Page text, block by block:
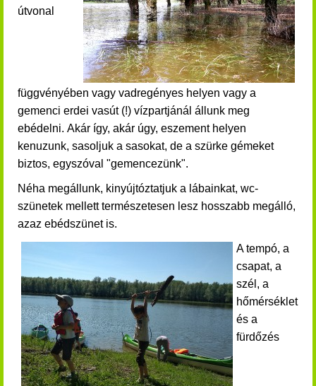
útvonal
függvényében vagy vadregényes helyen vagy a
gemenci erdei vasút (!) vízpartjánál állunk meg
ebédelni. Akár így, akár úgy, eszement helyen
kenuzunk, sasoljuk a sasokat, de a szürke gémeket
biztos, egyszóval "gemencezünk".
Néha megállunk, kinyújtóztatjuk a lábainkat, wc-
szünetek mellett természetesen lesz hosszabb megálló,
azaz ebédszünet is.
A tempó, a
csapat, a
szél, a
hőmérséklet
és a
fürdőzés